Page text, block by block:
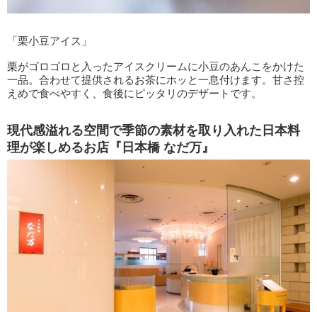
「栗小豆アイス」
栗がゴロゴロと入ったアイスクリームに小豆のあんこをかけた
一品。合わせて提供されるお茶にホッと一息付けます。甘さ控
えめで食べやすく、食後にピッタリのデザートです。
現代感溢れる空間で季節の素材を取り入れた日本料
理が楽しめるお店『日本橋 なだ万』